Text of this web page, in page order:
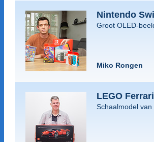
Nintendo
Groot OLED-
Miko Rongen
LEGO Ferrari
Schaalmodel